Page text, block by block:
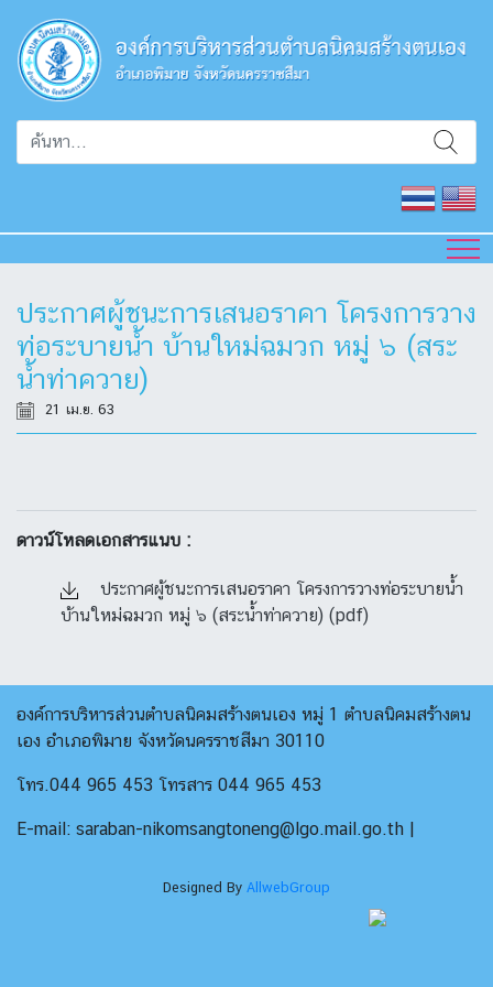
ประกาศผู้ชนะการเสนอราคา โครงการวาง
ท่อระบายน้ำ บ้านใหม่ฉมวก หมู่ ๖ (สระ
น้ำท่าควาย)
21 เม.ย. 63
ดาวน์โหลดเอกสารแนบ :
ประกาศผู้ชนะการเสนอราคา โครงการวางท่อระบายน้ำ
บ้านใหม่ฉมวก หมู่ ๖ (สระน้ำท่าควาย) (pdf)
องค์การบริหารส่วนตำบลนิคมสร้างตนเอง หมู่ 1 ตำบลนิคมสร้างตน
เอง อำเภอพิมาย จังหวัดนครราชสีมา 30110
โทร.044 965 453 โทรสาร 044 965 453
E-mail: saraban-nikomsangtoneng@lgo.mail.go.th |
Designed By AllwebGroup